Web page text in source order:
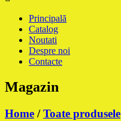
Principală
Catalog
Noutati
Despre noi
Contacte
Magazin
Home /Toate produsele